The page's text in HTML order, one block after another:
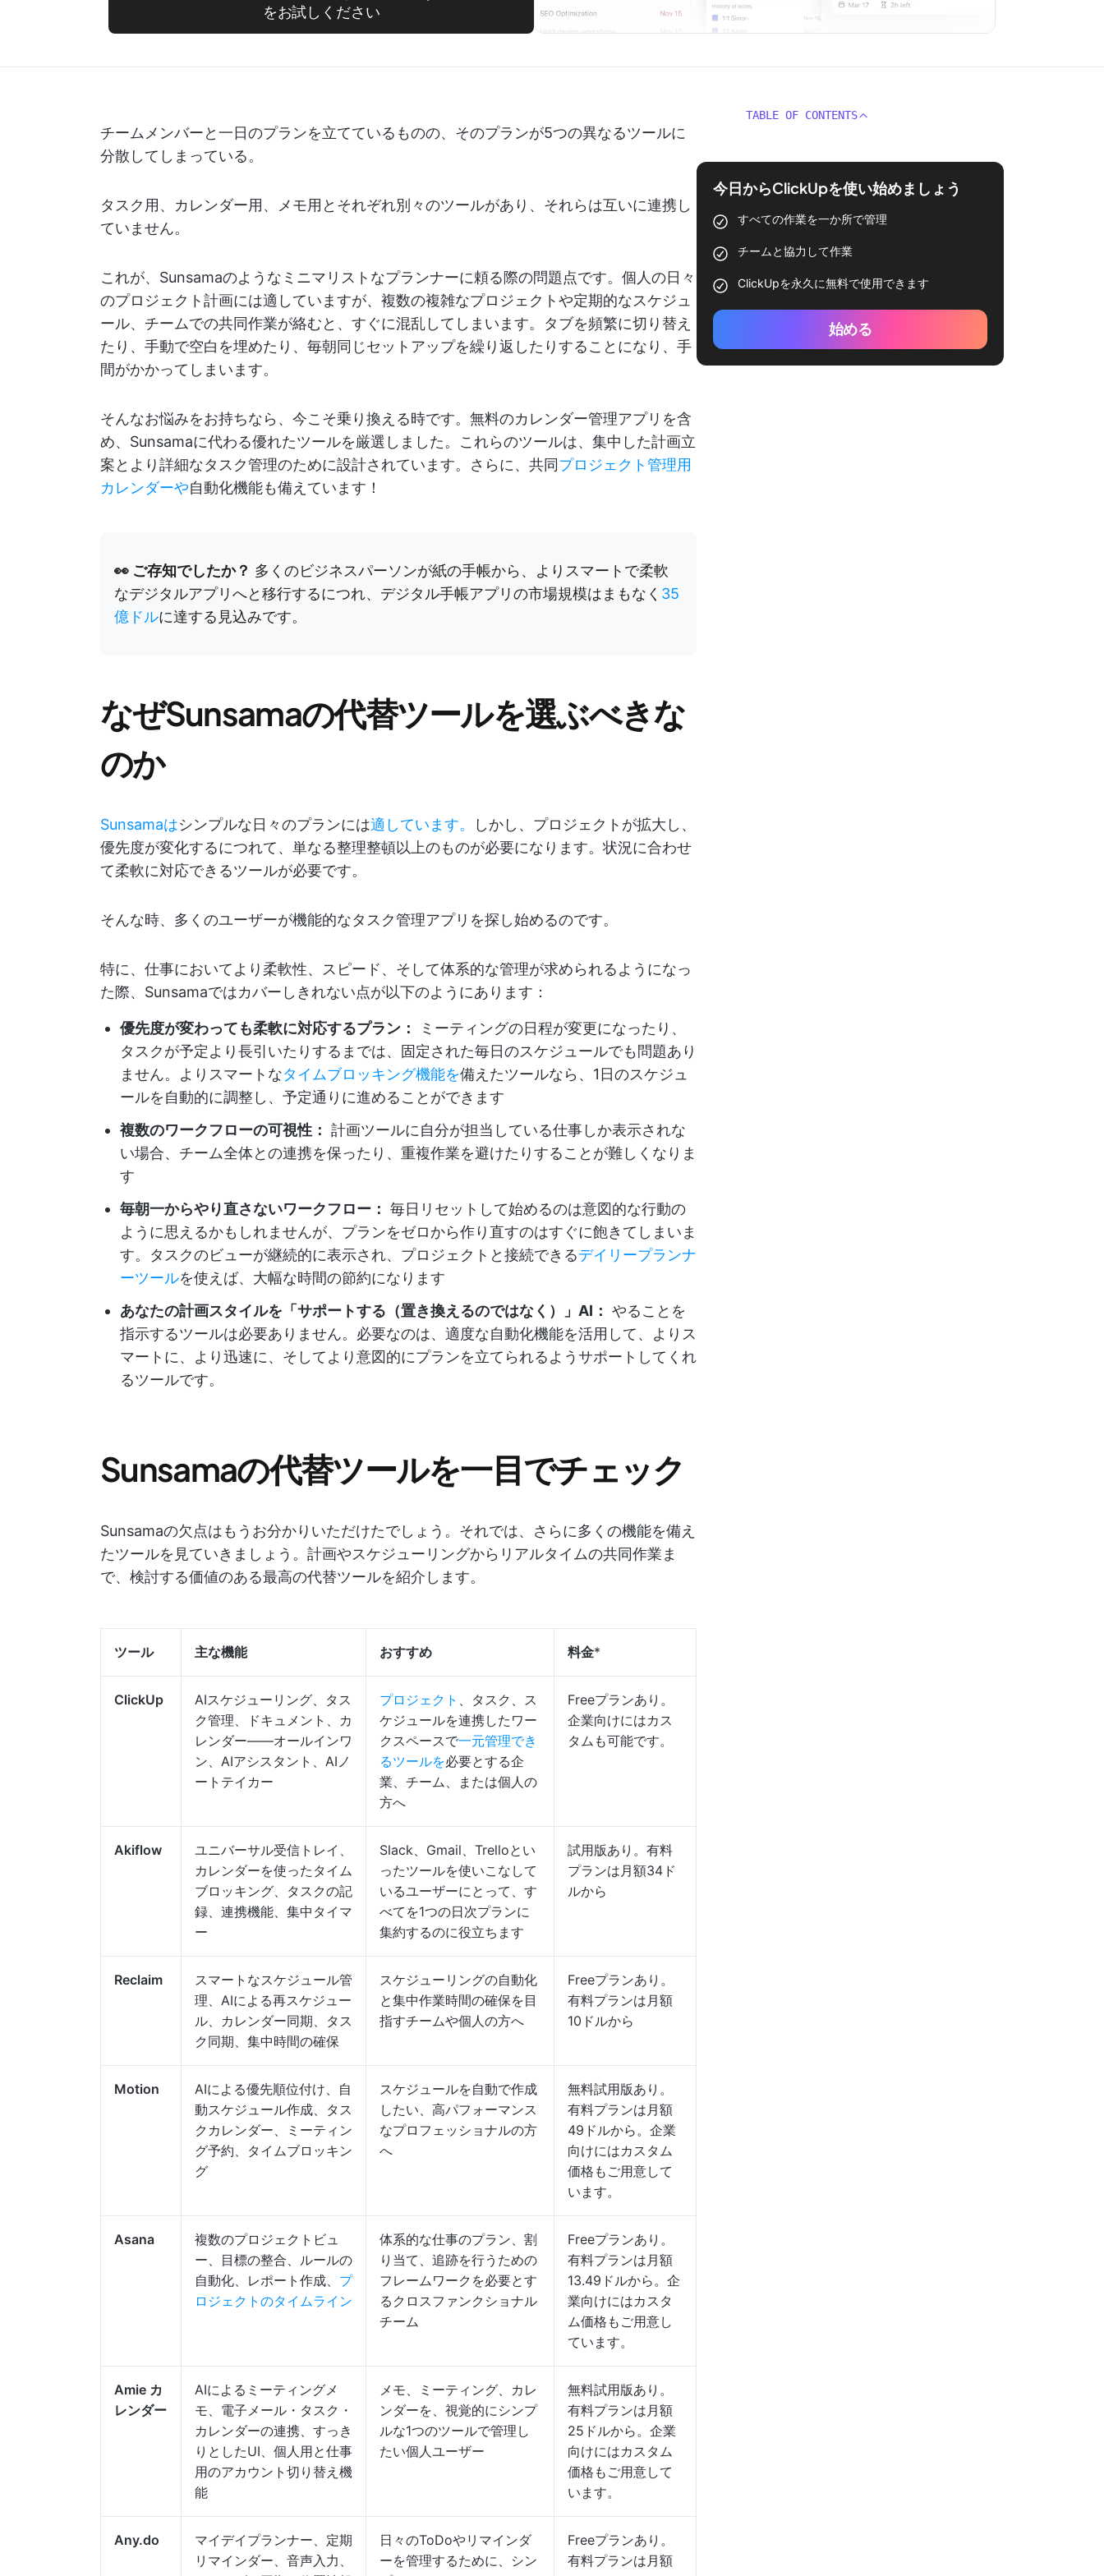
をお試しください
チームメンバーと一日のプランを立てているものの、そのプランが5つの異なるツールに
分散してしまっている。
タスク用、カレンダー用、メモ用とそれぞれ別々のツールがあり、それらは互いに連携し
ていません。
これが、Sunsamaのようなミニマリストなプランナーに頼る際の問題点です。個人の日々
のプロジェクト計画には適していますが、複数の複雑なプロジェクトや定期的なスケジュ
ール、チームでの共同作業が絡むと、すぐに混乱してしまいます。タブを頻繁に切り替え
たり、手動で空白を埋めたり、毎朝同じセットアップを繰り返したりすることになり、手
間がかかってしまいます。
そんなお悩みをお持ちなら、今こそ乗り換える時です。無料のカレンダー管理アプリを含
め、Sunsamaに代わる優れたツールを厳選しました。これらのツールは、集中した計画立
案とより詳細なタスク管理のために設計されています。さらに、共同プロジェクト管理用
カレンダーや自動化機能も備えています！
👀 ご存知でしたか？ 多くのビジネスパーソンが紙の手帳から、よりスマートで柔軟
なデジタルアプリへと移行するにつれ、デジタル手帳アプリの市場規模はまもなく 35
億ドルに達する見込みです。
なぜSunsamaの代替ツールを選ぶべきな
のか
Sunsamaはシンプルな日々のプランには適しています。
しかし、プロジェクトが拡大し、
優先度が変化するにつれて、単なる整理整頓以上のものが必要になります。状況に合わせ
て柔軟に対応できるツールが必要です。
そんな時、多くのユーザーが機能的なタスク管理アプリを探し始めるのです。
特に、仕事においてより柔軟性、スピード、そして体系的な管理が求められるようになっ
た際、Sunsamaではカバーしきれない点が以下のようにあります：
優先度が変わっても柔軟に対応するプラン：
ミーティングの日程が変更になったり、
タスクが予定より長引いたりするまでは、固定された毎日のスケジュールでも問題あり
ません。よりスマートなタイムブロッキング機能を備えたツールなら、1日のスケジュ
ールを自動的に調整し、予定通りに進めることができます
複数のワークフローの可視性： 計画ツールに自分が担当している仕事しか表示されな
い場合、チーム全体との連携を保ったり、重複作業を避けたりすることが難しくなりま
す
毎朝一からやり直さないワークフロー： 毎日リセットして始めるのは意図的な行動の
ように思えるかもしれませんが、プランをゼロから作り直すのはすぐに飽きてしまいま
す。タスクのビューが継続的に表示され、プロジェクトと接続できるデイリープランナ
ーツールを使えば、大幅な時間の節約になります
あなたの計画スタイルを「サポートする（置き換えるのではなく）」AI： やることを
指示するツールは必要ありません。必要なのは、適度な自動化機能を活用して、よりス
マートに、より迅速に、そしてより意図的にプランを立てられるようサポートしてくれ
るツールです。
Sunsamaの代替ツールを一目でチェック
Sunsamaの欠点はもうお分かりいただけたでしょう。それでは、さらに多くの機能を備え
たツールを見ていきましょう。計画やスケジューリングからリアルタイムの共同作業ま
で、検討する価値のある最高の代替ツールを紹介します。
ツール 主な機能 おすすめ 料金*
ClickUp
AIスケジューリング、タス
ク管理、ドキュメント、カ
レンダー——オールインワ
ン、AIアシスタント、AIノ
ートテイカー
プロジェクト 、タスク、ス
ケジュールを連携したワー
クスペースで一元管理でき
るツールを必要とする企
業、チーム、または個人の
方へ
Freeプランあり。
企業向けにはカス
タムも可能です。
Akiflow
ユニバーサル受信トレイ、
カレンダーを使ったタイム
ブロッキング、タスクの記
録、連携機能、集中タイマ
ー
Slack、Gmail、Trelloとい
ったツールを使いこなして
いるユーザーにとって、す
べてを1つの日次プランに
集約するのに役立ちます
試用版あり。有料
プランは月額34ド
ルから
Reclaim
スマートなスケジュール管
理、AIによる再スケジュー
ル、カレンダー同期、タス
ク同期、集中時間の確保
スケジューリングの自動化
と集中作業時間の確保を目
指すチームや個人の方へ
Freeプランあり。
有料プランは月額
10ドルから
Motion
AIによる優先順位付け、自
動スケジュール作成、タス
クカレンダー、ミーティン
グ予約、タイムブロッキン
グ
スケジュールを自動で作成
したい、高パフォーマンス
なプロフェッショナルの方
へ
無料試用版あり。
有料プランは月額
49ドルから。企業
向けにはカスタム
価格もご用意して
います。
Asana
複数のプロジェクトビュ
ー、目標の整合、ルールの
自動化、レポート作成、 プ
ロジェクトのタイムライン
体系的な仕事のプラン、割
り当て、追跡を行うための
フレームワークを必要とす
るクロスファンクショナル
チーム
Freeプランあり。
有料プランは月額
13.49ドルから。企
業向けにはカスタ
ム価格もご用意し
ています。
Amie カ
レンダー
AIによるミーティングメ
モ、電子メール・タスク・
カレンダーの連携、すっき
りとしたUI、個人用と仕事
用のアカウント切り替え機
能
メモ、ミーティング、カレ
ンダーを、視覚的にシンプ
ルな1つのツールで管理し
たい個人ユーザー
無料試用版あり。
有料プランは月額
25ドルから。企業
向けにはカスタム
価格もご用意して
います。
Any.do
マイデイプランナー、定期
リマインダー、音声入力、
日々のToDoやリマインダ
ーを管理するために、シン
Freeプランあり。
有料プランは月額
TABLE OF CONTENTS
今日からClickUpを使い始めましょう
すべての作業を一か所で管理
チームと協力して作業
ClickUpを永久に無料で使用できます
始める